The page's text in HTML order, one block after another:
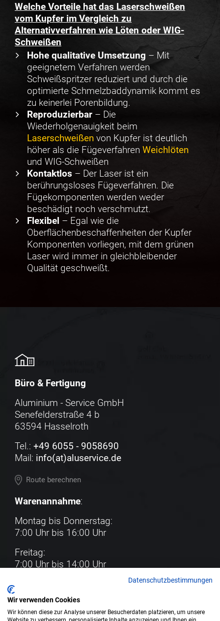
Welche Vorteile hat das Laserschweißen
vom Kupfer im Vergleich zu
Alternativverfahren wie Löten oder WIG-
Schweißen
Hohe qualitative Umsetzung – Mit
geeignetem Verfahren werden
Schweißspritzer reduziert und durch die
optimierte Schmelzbaddynamik kommt es
zu keinerlei Porenbildung.
Reproduzierbar– Die
Wiederholgenauigkeit beim
Laserschweißenvon Kupfer ist deutlich
höher als die Fügeverfahren Weichlöten
und WIG-Schweißen
Kontaktlos – Der Laser ist ein
berührungsloses Fügeverfahren. Die
Fügekomponenten werden weder
beschädigt noch verschmutzt.
Flexibel – Egal wie die
Oberflächenbeschaffenheiten der Kupfer
Komponenten vorliegen, mit dem grünen
Laser wird immer in gleichbleibender
Qualität geschweißt.
Büro & Fertigung
Aluminium - Service GmbH
Senefelderstraße 4 b
63594 Hasselroth
Tel.: +49 6055 - 9058690
Mail: info(at)aluservice.de
Warenannahme:
Montag bis Donnerstag:
7:00 Uhr bis 16:00 Uhr
Freitag:
7:00 Uhr bis 14:00 Uhr
Route berechnen
Kontakt
Datenschutzbestimmungen
Wir verwenden Cookies
Wir können diese zur Analyse unserer Besucherdaten platzieren, um unsere